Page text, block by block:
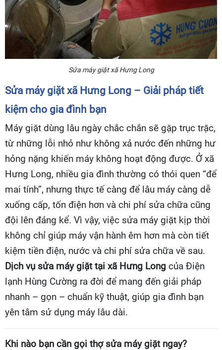
Sửa máy giặt xã Hưng Long
Sửa máy giặt xã Hưng Long – Giải pháp tiết
kiệm cho gia đình bạn
Máy giặt dùng lâu ngày chắc chắn sẽ gặp trục trặc,
từ những lỗi nhỏ như không xả nước đến những hư
hỏng nặng khiến máy không hoạt động được. Ở xã
Hưng Long, nhiều gia đình thường có thói quen “để
mai tính”, nhưng thực tế càng để lâu máy càng dễ
xuống cấp, tốn điện hơn và chi phí sửa chữa cũng
đội lên đáng kể. Vì vậy, việc sửa máy giặt kịp thời
không chỉ giúp máy vận hành êm hơn mà còn tiết
kiệm tiền điện, nước và chi phí sửa chữa về sau.
Dịch vụ sửa máy giặt tại xã Hưng Long của Điện
lạnh Hùng Cường ra đời để mang đến giải pháp
nhanh – gọn – chuẩn kỹ thuật, giúp gia đình bạn
yên tâm sử dụng máy lâu dài.
Khi nào bạn cần gọi thợ sửa máy giặt ngay?